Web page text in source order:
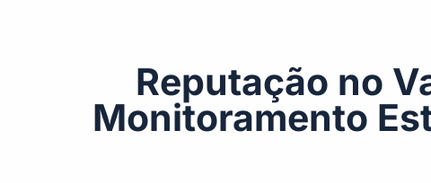
Reputação no
Monitoramento